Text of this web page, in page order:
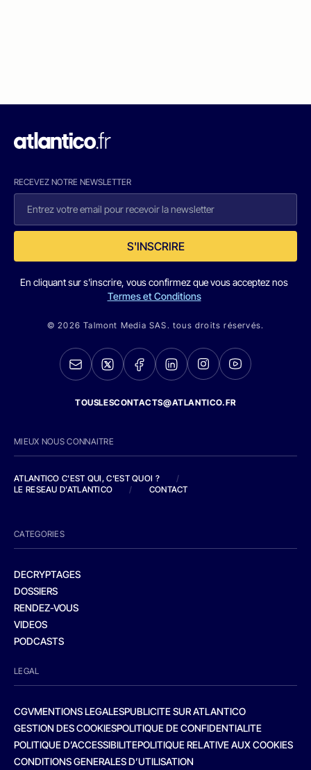
RECEVEZ NOTRE NEWSLETTER
S'INSCRIRE
En cliquant sur s'inscrire, vous confirmez que vous acceptez nos
Termes et Conditions
© 2026 Talmont Media SAS. tous droits réservés.
TOUSLESCONTACTS@ATLANTICO.FR
MIEUX NOUS CONNAITRE
ATLANTICO C'EST QUI, C'EST QUOI ?
/
LE RESEAU D'ATLANTICO
/ CONTACT
CATEGORIES
DECRYPTAGES
DOSSIERS
RENDEZ-VOUS
VIDEOS
PODCASTS
LEGAL
CGVMENTIONS LEGALESPUBLICITE SUR ATLANTICO
GESTION DES COOKIESPOLITIQUE DE CONFIDENTIALITE
POLITIQUE D’ACCESSIBILITEPOLITIQUE RELATIVE AUX COOKIES
CONDITIONS GENERALES D’UTILISATION